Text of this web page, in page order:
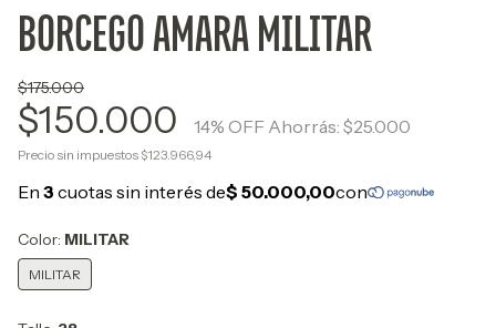
BORCEGO AMARA MILITAR
$175.000
$150.000 14% OFF Ahorrás: $25.000
Precio sin impuestos $123.966,94
Color: MILITAR
MILITAR